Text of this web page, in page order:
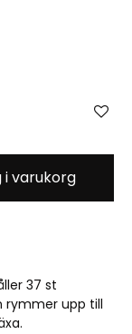
i varukorg
37 st
rymmer upp till
with a Zipper